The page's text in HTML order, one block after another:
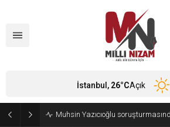
Muhsin Yazıcıoğlu
İstanbul, 26°CAçık